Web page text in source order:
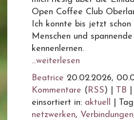
Open Coffee Club
Ich konnte bis jetzt schon
Menschen und
kennenlernen.
...weiterlesen
Beatrice 20.02.2026,
Kommentare ( RSS) | TB
einsortiert in: aktuell
netzwerken, Verbindungen